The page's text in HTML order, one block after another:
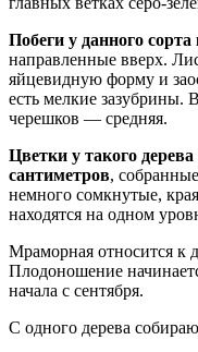
Побеги у данного
направленные вверх.
яйцевидную форму и
есть мелкие зазубрины.
черешков — средняя.
Цветки у такого
сантиметров,
немного сомкнутые,
находятся на одном
Мраморная относится к
Плодоношение
начала с сентября.
С одного дерева